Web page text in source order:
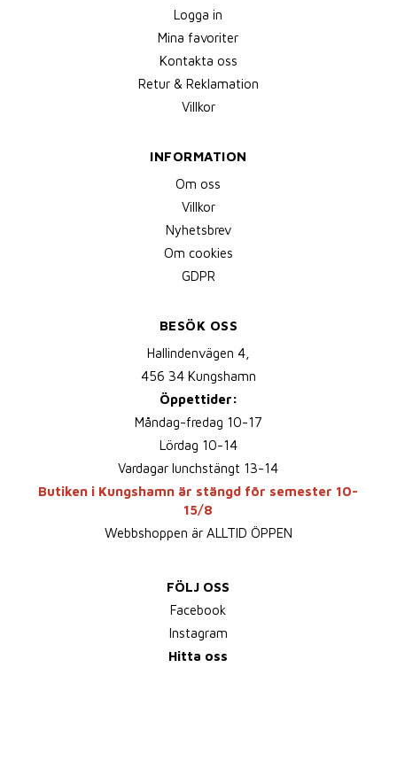
Logga in
Mina favoriter
Kontakta oss
Retur & Reklamation
Villkor
INFORMATION
Om oss
Villkor
Nyhetsbrev
Om cookies
GDPR
BESÖK OSS
Hallindenvägen 4,
456 34 Kungshamn
Öppettider:
Måndag-fredag 10-17
Lördag 10-14
Vardagar lunchstängt 13-14
Butiken i Kungshamn är stängd för semester 10-
15/8
Webbshoppen är ALLTID ÖPPEN
FÖLJ OSS
Facebook
Instagram
Hitta oss